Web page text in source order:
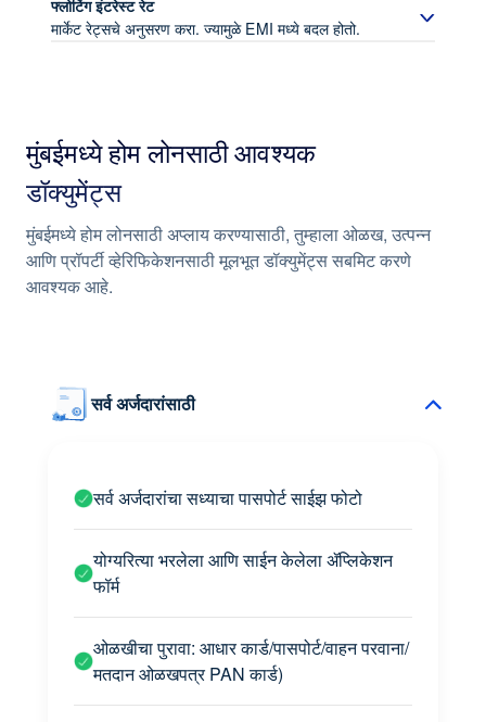
फ्लोटिंग इंटरेस्ट रेट
मार्केट रेट्सचे अनुसरण करा. ज्यामुळे EMI मध्ये बदल होतो.
सुविधाजनक रिपेमेंट संरचना
मुंबईमध्ये होम लोनसाठी आवश्यक
डॉक्युमेंट्स
मुंबईमध्ये होम लोनसाठी अप्लाय करण्यासाठी, तुम्हाला ओळख, उत्पन्न
आणि प्रॉपर्टी व्हेरिफिकेशनसाठी मूलभूत डॉक्युमेंट्स सबमिट करणे
आवश्यक आहे.
सर्व अर्जदारांसाठी
सर्व अर्जदारांचा सध्याचा पासपोर्ट साईझ फोटो
योग्यरित्या भरलेला आणि साईन केलेला ॲप्लिकेशन
फॉर्म
ओळखीचा पुरावा: आधार कार्ड/पासपोर्ट/वाहन परवाना/
मतदान ओळखपत्र PAN कार्ड)